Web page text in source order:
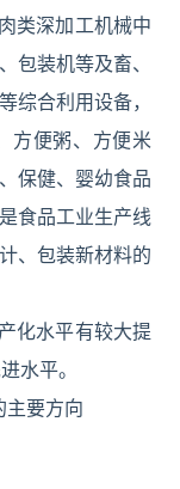
类深加工机械中
包装机等及畜、
综合利用设备，
方便粥、方便米
保健、婴幼食品
食品工业生产线
、包装新材料的
化水平有较大提
水平。
主要方向